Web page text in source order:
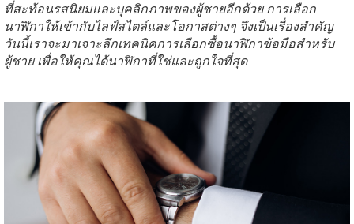
ที่สะท้อนรสนิยมและบุคลิกภาพของผู้ชายอีกด้วย การเลือก
นาฬิกาให้เข้ากับไลฟ์สไตล์และโอกาสต่างๆ จึงเป็นเรื่องสำคัญ
วันนี้เราจะมาเจาะลึกเทคนิคการเลือกซื้อนาฬิกาข้อมือสำหรับ
ผู้ชาย เพื่อให้คุณได้นาฬิกาที่ใช่และถูกใจที่สุด